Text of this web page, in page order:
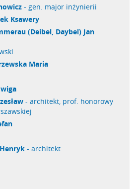
- gen. major inżynierii
Ksawery
Maria
- architekt, prof. honorowy
Henryk - architekt